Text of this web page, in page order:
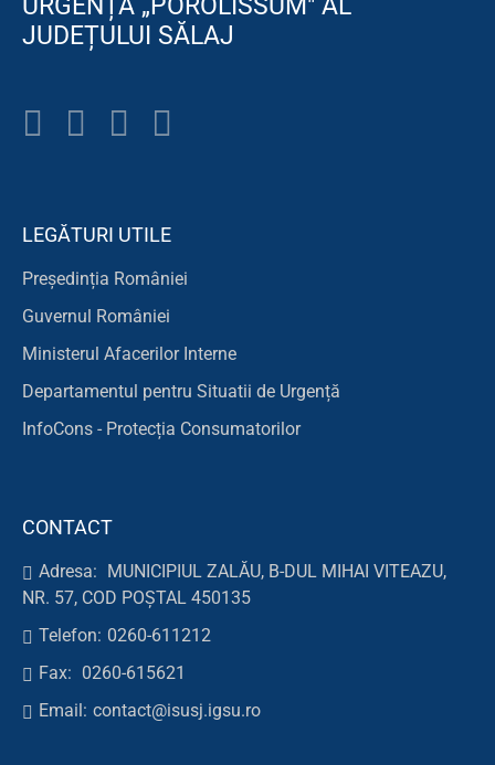
URGENȚĂ „POROLISSUM" AL
JUDEȚULUI SĂLAJ
LEGĂTURI UTILE
Președinția României
Guvernul României
Ministerul Afacerilor Interne
Departamentul pentru Situatii de Urgență
InfoCons - Protecția Consumatorilor
CONTACT
Adresa:
MUNICIPIUL ZALĂU, B-DUL MIHAI VITEAZU,
NR. 57, COD POȘTAL 450135
Telefon: 0260-611212
Fax: 0260-615621
Email: contact@isusj.igsu.ro